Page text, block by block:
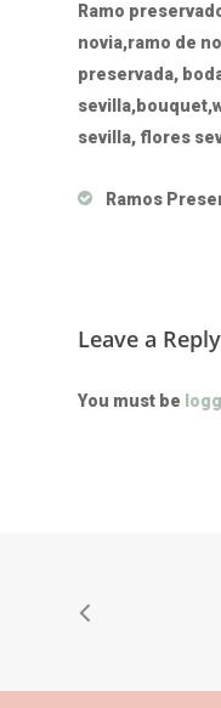
Ramo
novia,ramo de
preservada,
sevilla, flores
Ramos
Leave a Reply
You must be